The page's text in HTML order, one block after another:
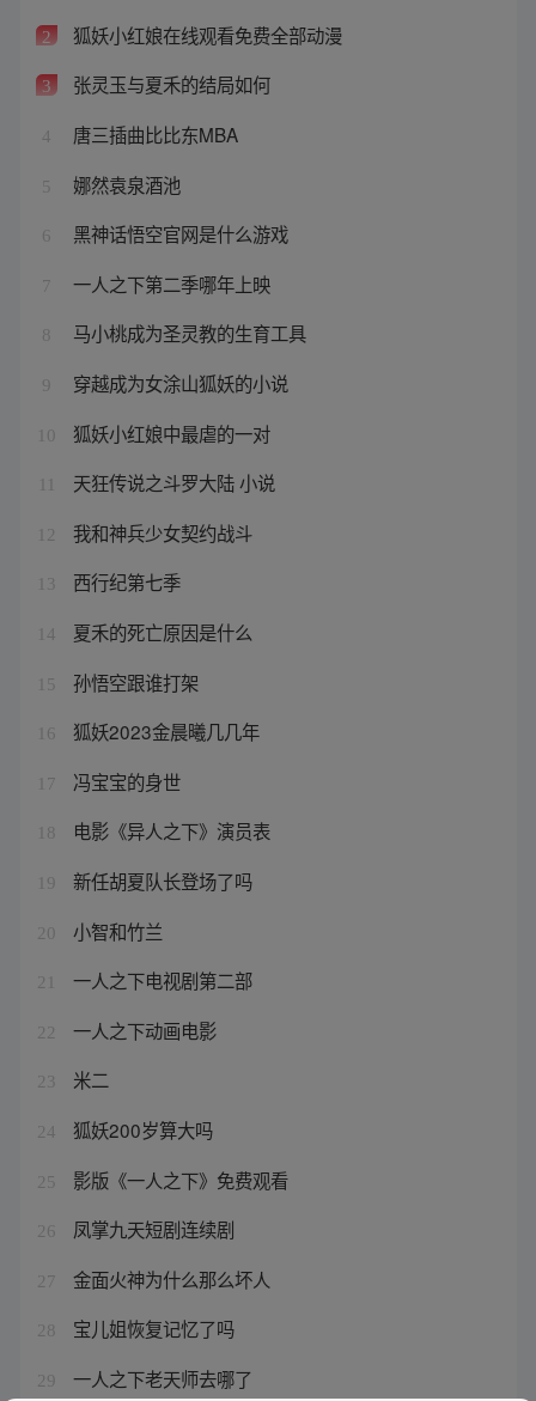
2 狐妖小红娘在线观看免费全部动漫
3 张灵玉与夏禾的结局如何
4 唐三插曲比比东MBA
5 娜然袁泉酒池
6 黑神话悟空官网是什么游戏
7 一人之下第二季哪年上映
8 马小桃成为圣灵教的生育工具
9 穿越成为女涂山狐妖的小说
10 狐妖小红娘中最虐的一对
天狂传说之斗罗大陆 小说
12 我和神兵少女契约战斗
13 西行纪第七季
14 夏禾的死亡原因是什么
15 孙悟空跟谁打架
16 狐妖2023金晨曦几几年
17 冯宝宝的身世
18 电影《异人之下》演员表
19 新任胡夏队长登场了吗
20 小智和竹兰
21 一人之下电视剧第二部
22 一人之下动画电影
23 米二
24 狐妖200岁算大吗
25 影版《一人之下》免费观看
26 凤掌九天短剧连续剧
27 金面火神为什么那么坏人
28 宝儿姐恢复记忆了吗
29 一人之下老天师去哪了